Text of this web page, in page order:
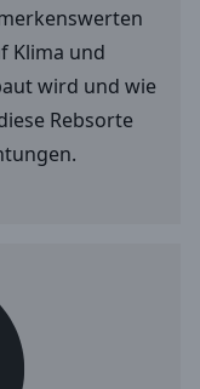
Klima und
wird und wie
Rebsorte